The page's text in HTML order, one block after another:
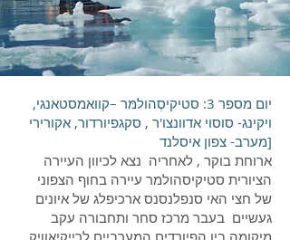
י
ום מספר 3: סטיקיסְהולמּר –קוואמסטאנגי,
ויקינג- סוסוי אדוונצו'ר , סקגפיורדור, אקורירי
[מערב- צפון איסלנד
ארוחת בוקר , לאחריה נצא לכיוון העיירה
הציורית סטיקיסהולמר עיירה בחוף הצפוני
של חצי האי סנפלנסנס ארכיפלג של איונים
געשיים בעבר מרכז סחר ותחבורה עקב
מיקומה בין הפיורדים המערביים לרייקיאוויק